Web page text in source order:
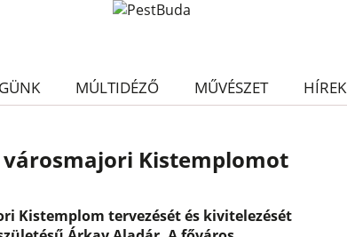
MÚLTIDÉZŐ MŰVÉSZET HÍREK
Kistemplomot
Kistemplom tervezését és kivitelezését